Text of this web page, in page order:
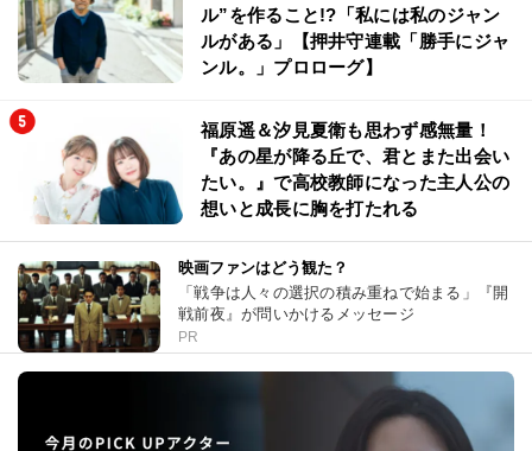
ル”を作ること!?「私には私のジャン
ルがある」【押井守連載「勝手にジャ
ンル。」プロローグ】
福原遥＆汐見夏衛も思わず感無量！
『あの星が降る丘で、君とまた出会い
たい。』で高校教師になった主人公の
想いと成長に胸を打たれる
映画ファンはどう観た？
「戦争は人々の選択の積み重ねで始まる」『開
戦前夜』が問いかけるメッセージ
PR